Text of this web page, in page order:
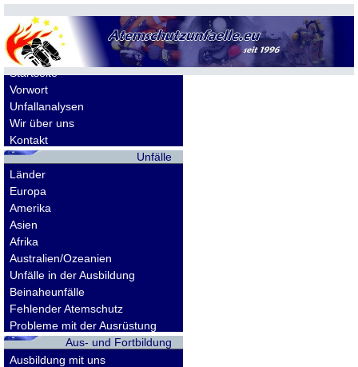
Allgemeines
Startseite
Vorwort
Unfallanalysen
Wir über uns
Kontakt
Unfälle
Länder
Europa
Amerika
Asien
Afrika
Australien/Ozeanien
Unfälle in der Ausbildung
Beinaheunfälle
Fehlender Atemschutz
Probleme mit der Ausrüstung
Aus- und Fortbildung
Ausbildung mit uns